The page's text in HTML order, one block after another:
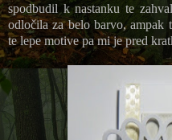
spodbudil k nastanku te
odločila za belo barvo, ampak
te lepe motive pa mi je pred